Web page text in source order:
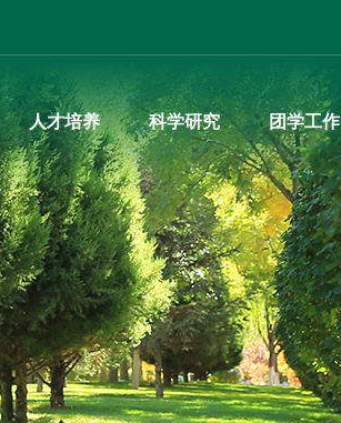
365英国上市(集团)
人才培养 科学研究 团学工作